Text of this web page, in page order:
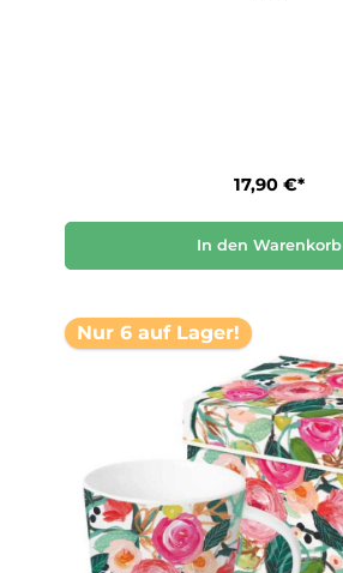
17,90 €*
In den Warenkorb
Nur 6 auf Lager!